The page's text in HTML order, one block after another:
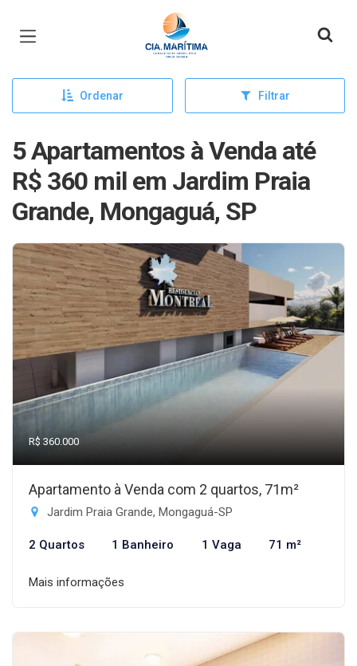
Página inicial
Ordenar Filtrar
5 Apartamentos à Venda até
R$ 360 mil em Jardim Praia
Grande, Mongaguá, SP
R$ 360.000
Apartamento à Venda com 2 quartos, 71m²
Jardim Praia Grande, Mongaguá-SP
2 Quartos 1 Banheiro 1 Vaga 71 m²
Mais informações